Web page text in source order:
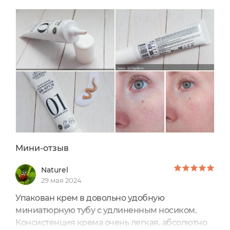
сияющий тон 1 Слоновая кость В линейке
бренда представлены следующие оттенки:
ТОН 1 СЛОНОВАЯ КОСТЬТОН 2 СВЕТЛЫЙ
МИНДАЛЬТОН 3 КОФЕ С МОЛОКОМТОН 4
КАРАМЕЛЬНО-БЕЖЕВЫЙ...
Мини-отзыв
Naturel
29 мая 2024
Упакован крем в довольно удобную
миниатюрную тубу с удлиненным носиком.
Консистенция крема очень легкая, абсолютно